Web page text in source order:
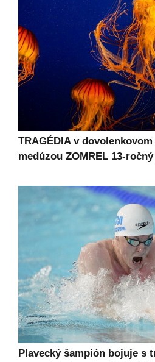
TRAGÉDIA v
medúzou ZOMREL 13-
Plavecký šampión bojuje s